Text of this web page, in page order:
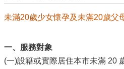
未滿20歲少女懷孕及未滿20歲父
一、服務對象
(一)設籍或實際居住本市未滿 20